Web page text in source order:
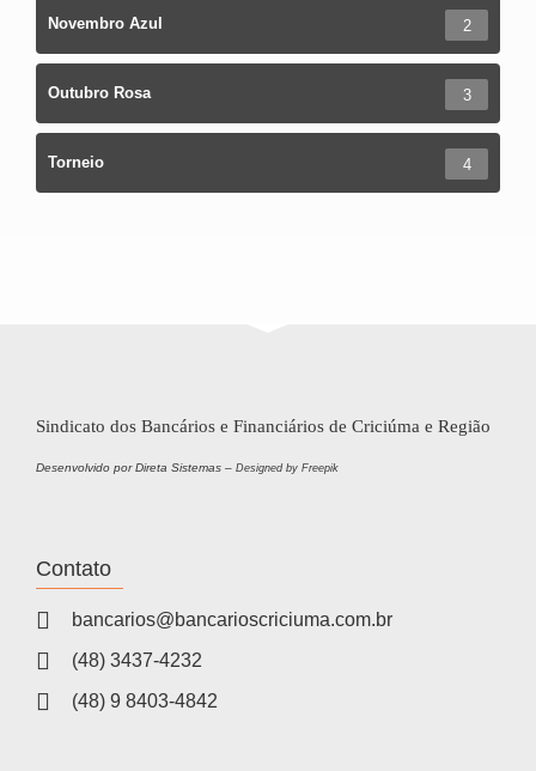
Novembro Azul 2
Outubro Rosa 3
Torneio 4
Sindicato dos Bancários e Financiários de Criciúma e Região
Desenvolvido por Direta Sistemas – Designed by Freepik
Contato
bancarios@bancarioscriciuma.com.br
(48) 3437-4232
(48) 9 8403-4842